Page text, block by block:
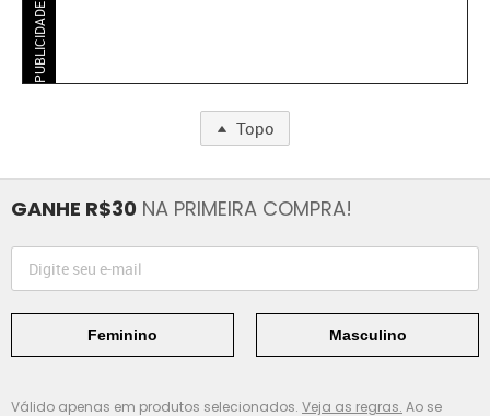
PUBLICIDADE
Topo
GANHE R$30 NA PRIMEIRA COMPRA!
Feminino Masculino
Válido apenas em produtos selecionados. Veja as regras. Ao se